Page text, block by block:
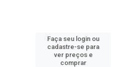
Faça seu login ou
cadastre-se para
ver preços e
comprar